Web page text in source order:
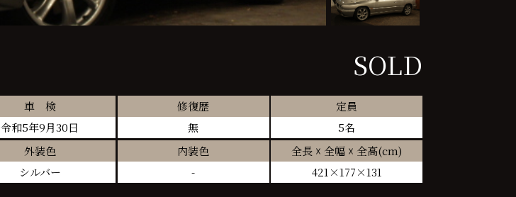
SOLD
車 検
令和5年9月30日
修復歴
無
定員
5名
外装色
シルバー
内装色
-
全長 ☓ 全幅 ☓ 全高(cm)
421×177×131